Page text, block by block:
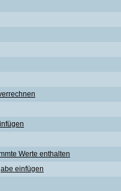
Werte enthalten
einfügen